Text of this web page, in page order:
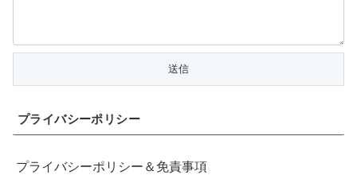
プライバシーポリシー
プライバシーポリシー＆免責事項